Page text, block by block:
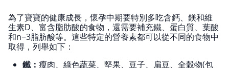
為了寶寶的健康成長，懷孕中期要特別多吃含鈣、鎂和維
生素D、富含脂肪酸的食物，還需要補充鐵、蛋白質、葉酸
和n−3脂肪酸等。這些特定的營養素都可以從不同的食物中
取得，列舉如下：
鐵： 瘦肉、綠色蔬菜、堅果、豆子、扁豆、全穀物(包